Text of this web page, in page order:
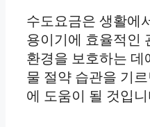
수도요금은 생활에
용이기에 효율적인
환경을 보호하는 데
물 절약 습관을 기
에 도움이 될 것입